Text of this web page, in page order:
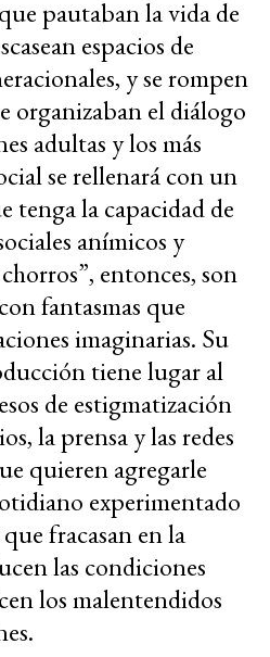
pautaban la vida de
espacios de
y se rompen
organizaban el diálogo
adultas y los más
se rellenará con un
tenga la capacidad de
anímicos y
entonces, son
fantasmas que
imaginarias. Su
tiene lugar al
de estigmatización
la prensa y las redes
quieren agregarle
experimentado
fracasan en la
las condiciones
los malentendidos